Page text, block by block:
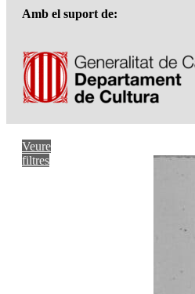
Amb el suport de:
Veure
filtres